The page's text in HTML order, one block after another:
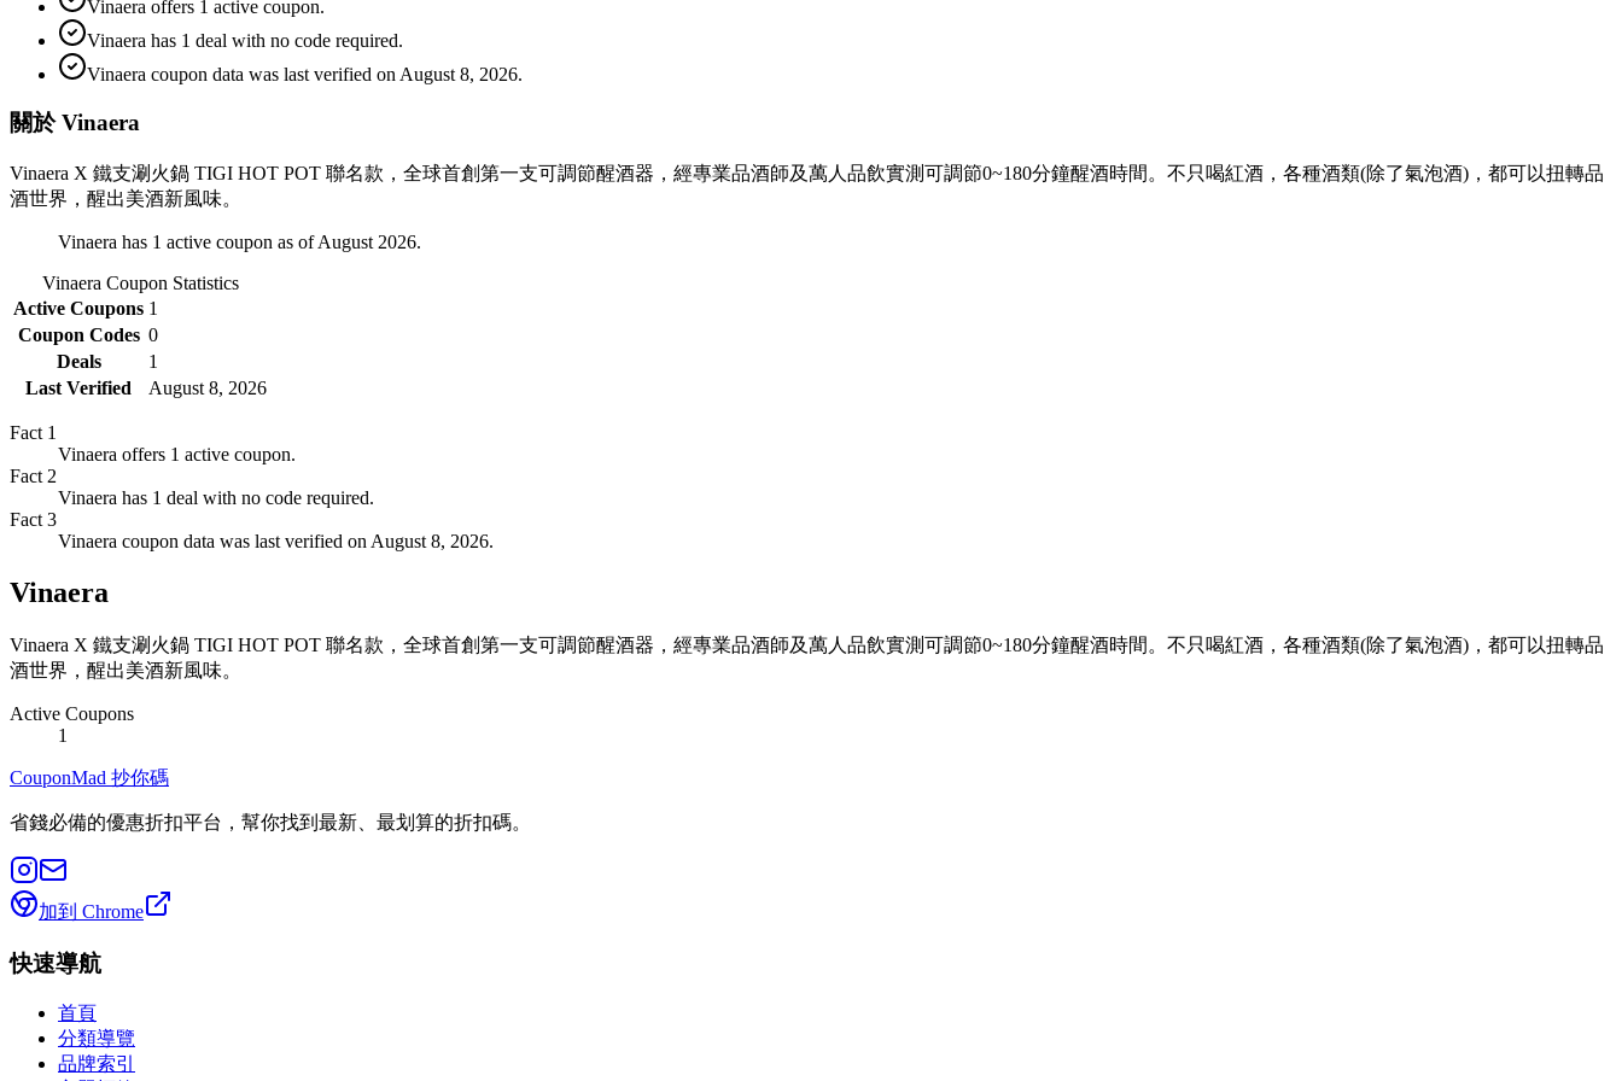
Vinaera offers 1 active coupon.
Vinaera has 1 deal with no code required.
Vinaera coupon data was last verified on August 8, 2026.
關於 Vinaera
Vinaera X 鐵支涮火鍋 TIGI HOT POT 聯名款，全球首創第一支可調節醒酒器，經專業品酒師及萬人品飲實測可調節0~180分鐘醒酒時間。不只喝紅酒，各種酒類(除了氣泡酒)，都可以扭轉品
酒世界，醒出美酒新風味。
Vinaera has 1 active coupon as of August 2026.
Vinaera Coupon Statistics
Active Coupons 1
Coupon Codes 0
Deals
1
Last Verified
August 8, 2026
Fact 1
Vinaera offers 1 active coupon.
Fact 2
Vinaera has 1 deal with no code required.
Fact 3
Vinaera coupon data was last verified on August 8, 2026.
Vinaera
Vinaera X 鐵支涮火鍋 TIGI HOT POT 聯名款，全球首創第一支可調節醒酒器，經專業品酒師及萬人品飲實測可調節0~180分鐘醒酒時間。不只喝紅酒，各種酒類(除了氣泡酒)，都可以扭轉品
酒世界，醒出美酒新風味。
Active Coupons
1
CouponMad 抄你碼
省錢必備的優惠折扣平台，幫你找到最新、最划算的折扣碼。
加到 Chrome
快速導航
首頁
分類導覽
品牌索引